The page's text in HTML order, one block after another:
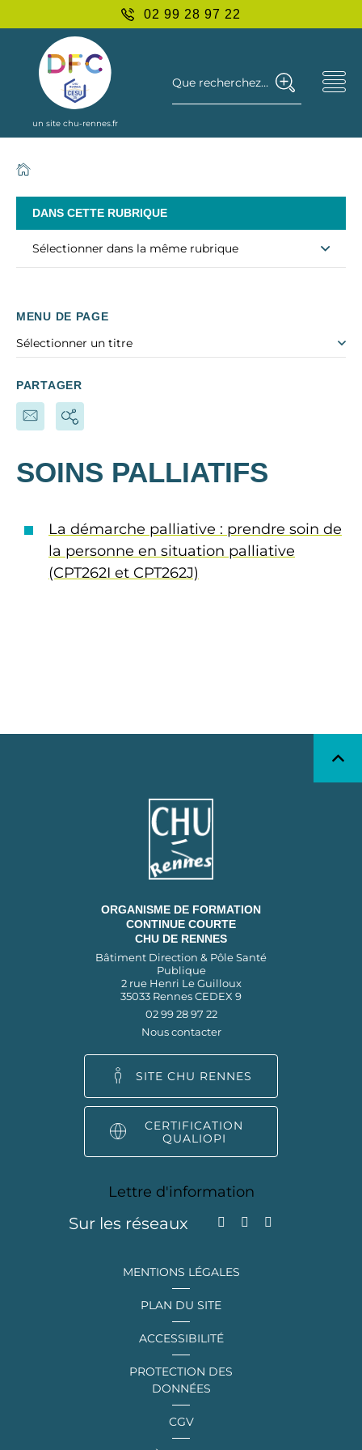
02 99 28 97 22
un site chu-rennes.fr
Que recherchez-vous ?
DANS CETTE RUBRIQUE
Sélectionner dans la même rubrique
MENU DE PAGE
Sélectionner un titre
PARTAGER
SOINS PALLIATIFS
La démarche palliative : prendre soin de
la personne en situation palliative
(CPT262I et CPT262J)
ORGANISME DE FORMATION
CONTINUE COURTE
CHU DE RENNES
Bâtiment Direction & Pôle Santé
Publique
2 rue Henri Le Guilloux
35033 Rennes CEDEX 9
02 99 28 97 22
Nous contacter
SITE CHU RENNES
CERTIFICATION
QUALIOPI
Lettre d'information
Sur les réseaux
MENTIONS LÉGALES
PLAN DU SITE
ACCESSIBILITÉ
PROTECTION DES
DONNÉES
CGV